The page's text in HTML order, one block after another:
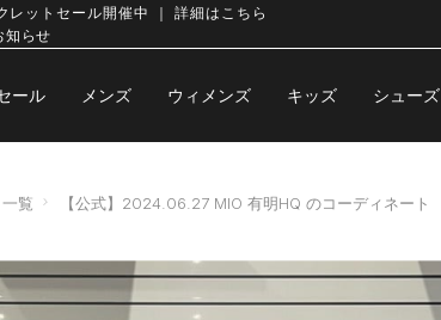
レットセール開催中 ｜ 詳細はこちら
知らせ
ール メンズ ウィメンズ キッズ シューズ
覧 【公式】2024.06.27 MIO 有明HQ のコーディネート